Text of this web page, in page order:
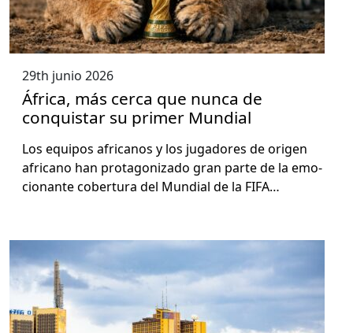
29th junio 2026
África, más cerca que nunca de
conquistar su primer Mundial
Los equipos africanos y los jugadores de ori­gen
africano han pro­tag­on­i­za­do gran parte de la emo­
cio­nante cober­tu­ra del Mundi­al de la FIFA…